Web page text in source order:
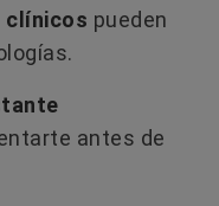
clínicos ​ pueden
antes de